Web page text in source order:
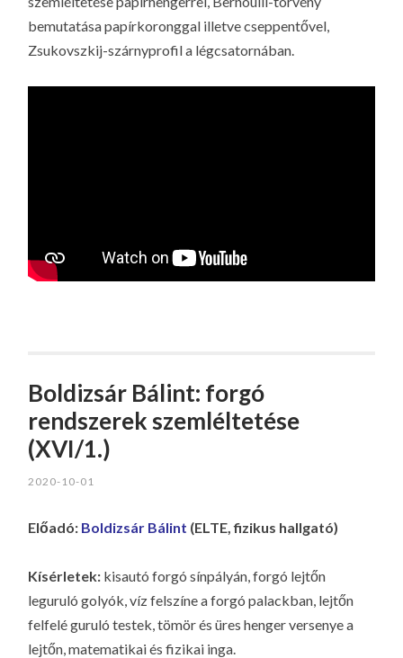
bemutatása papírkoronggal illetve cseppentővel,
Zsukovszkij-szárnyprofil a légcsatornában.
Boldizsár Bálint: forgó
rendszerek szemléltetése
(XVI/1.)
2020-10-01
Előadó: Boldizsár Bálint (ELTE, fizikus hallgató)
Kísérletek: kisautó forgó sínpályán, forgó lejtőn
leguruló golyók, víz felszíne a forgó palackban, lejtőn
felfelé guruló testek, tömör és üres henger versenye a
lejtőn, matematikai és fizikai inga.